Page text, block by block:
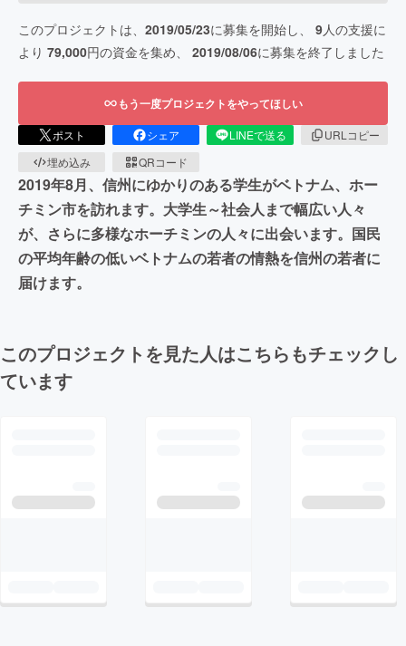
このプロジェクトは、 2019/05/23に募集を開始し、 9人の支援に
より 79,000円の資金を集め、 2019/08/06に募集を終了しました
もう一度プロジェクトをやってほしい
ポスト シェア LINEで送る
URLコピー
埋め込み
QRコード
2019年8月、信州にゆかりのある学生がベトナム、ホー
チミン市を訪れます。大学生～社会人まで幅広い人々
が、さらに多様なホーチミンの人々に出会います。国民
の平均年齢の低いベトナムの若者の情熱を信州の若者に
届けます。
このプロジェクトを見た人はこちらもチェックし
ています